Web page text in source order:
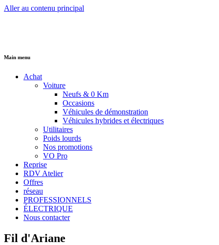
Aller au contenu principal
Main menu
Achat
Voiture
Neufs & 0 Km
Occasions
Véhicules de démonstration
Véhicules hybrides et électriques
Utilitaires
Poids lourds
Nos promotions
VO Pro
Reprise
RDV Atelier
Offres
réseau
PROFESSIONNELS
ÉLECTRIQUE
Nous contacter
Fil d'Ariane